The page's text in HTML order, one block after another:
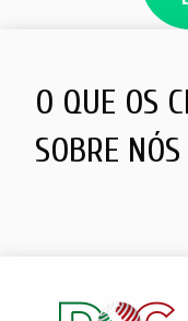
O QUE OS
SOBRE NÓS